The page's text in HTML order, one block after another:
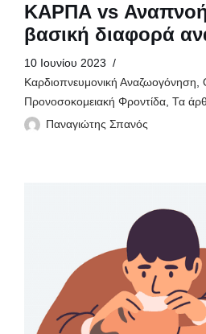
ΚΑΡΠΑ vs
βασική διαφορά
10 Ιουνίου 2023
Καρδιοπνευμονική Αναζωογόνηση,
Προνοσοκομειακή Φροντίδα, Τα
Παναγιώτης Σπανός